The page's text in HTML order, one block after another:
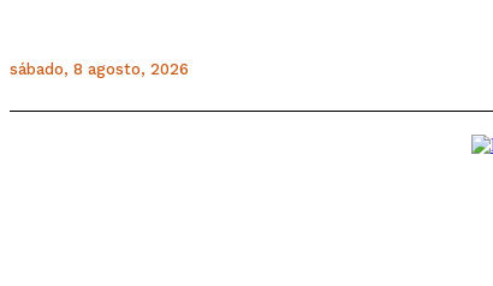
sábado, 8 agosto, 2026